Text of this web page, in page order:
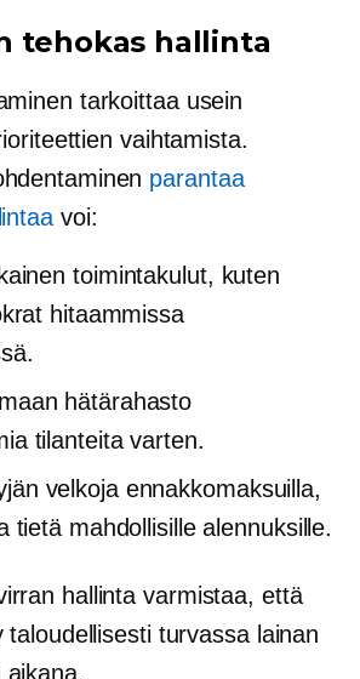
tehokas hallinta
tarkoittaa usein
vaihtamista.
parantaa
voi:
toimintakulut, kuten
hitaammissa
hätärahasto
tilanteita varten.
velkoja ennakkomaksuilla,
tietä mahdollisille alennuksille.
hallinta varmistaa, että
turvassa lainan
aikana.